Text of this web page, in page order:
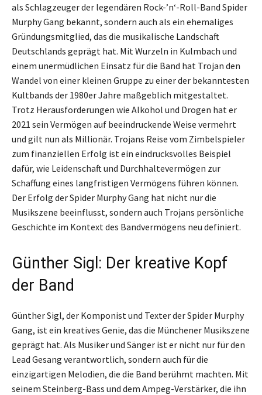
als Schlagzeuger der legendären Rock-’n‘-Roll-Band Spider
Murphy Gang bekannt, sondern auch als ein ehemaliges
Gründungsmitglied, das die musikalische Landschaft
Deutschlands geprägt hat. Mit Wurzeln in Kulmbach und
einem unermüdlichen Einsatz für die Band hat Trojan den
Wandel von einer kleinen Gruppe zu einer der bekanntesten
Kultbands der 1980er Jahre maßgeblich mitgestaltet.
Trotz Herausforderungen wie Alkohol und Drogen hat er
2021 sein Vermögen auf beeindruckende Weise vermehrt
und gilt nun als Millionär. Trojans Reise vom Zimbelspieler
zum finanziellen Erfolg ist ein eindrucksvolles Beispiel
dafür, wie Leidenschaft und Durchhaltevermögen zur
Schaffung eines langfristigen Vermögens führen können.
Der Erfolg der Spider Murphy Gang hat nicht nur die
Musikszene beeinflusst, sondern auch Trojans persönliche
Geschichte im Kontext des Bandvermögens neu definiert.
Günther Sigl: Der kreative Kopf
der Band
Günther Sigl, der Komponist und Texter der Spider Murphy
Gang, ist ein kreatives Genie, das die Münchener Musikszene
geprägt hat. Als Musiker und Sänger ist er nicht nur für den
Lead Gesang verantwortlich, sondern auch für die
einzigartigen Melodien, die die Band berühmt machten. Mit
seinem Steinberg-Bass und dem Ampeg-Verstärker, die ihn